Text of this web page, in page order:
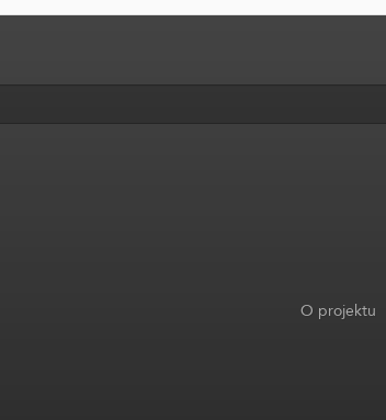
O projektu